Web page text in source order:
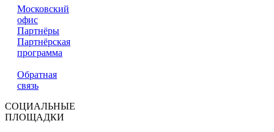
Московский
офис
Партнёры
Партнёрская
программа
Обратная
связь
СОЦИАЛЬНЫЕ
ПЛОЩАДКИ